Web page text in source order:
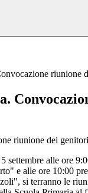
riunione
settembre alle ore
e alle ore 10:00
si terranno le